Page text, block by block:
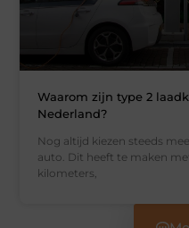
Waarom zijn type 2
Nederland?
Nog altijd kiezen steeds
auto. Dit heeft te maken
kilometers,